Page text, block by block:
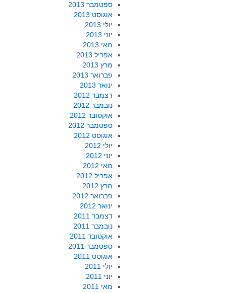
ספטמבר 2013
אוגוסט 2013
יולי 2013
יוני 2013
מאי 2013
אפריל 2013
מרץ 2013
פברואר 2013
ינואר 2013
דצמבר 2012
נובמבר 2012
אוקטובר 2012
ספטמבר 2012
אוגוסט 2012
יולי 2012
יוני 2012
מאי 2012
אפריל 2012
מרץ 2012
פברואר 2012
ינואר 2012
דצמבר 2011
נובמבר 2011
אוקטובר 2011
ספטמבר 2011
אוגוסט 2011
יולי 2011
יוני 2011
מאי 2011